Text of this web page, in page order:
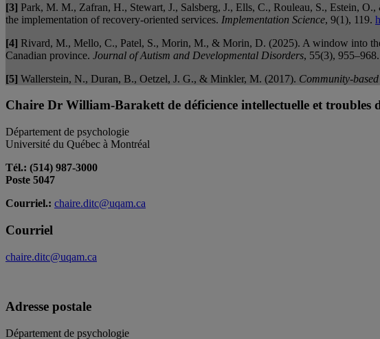
[3] Park, M. M., Zafran, H., Stewart, J., Salsberg, J., Ells, C., Rouleau, S., Estein,
the implementation of recovery-oriented services. Implementation Science, 9(1), 119.
[4] Rivard, M., Mello, C., Patel, S., Morin, M., & Morin, D. (2025). A window into
Canadian province. Journal of Autism and Developmental Disorders, 55(3), 955–968.
[5] Wallerstein, N., Duran, B., Oetzel, J. G., & Minkler, M. (2017). Community-
Chaire Dr William-Barakett de déficience intellectuelle et troubles
Département de psychologie
Université du Québec à Montréal
Tél.: (514) 987-3000
Poste 5047
Courriel.: chaire.ditc@uqam.ca
Courriel
chaire.ditc@uqam.ca
Adresse postale
Département de psychologie